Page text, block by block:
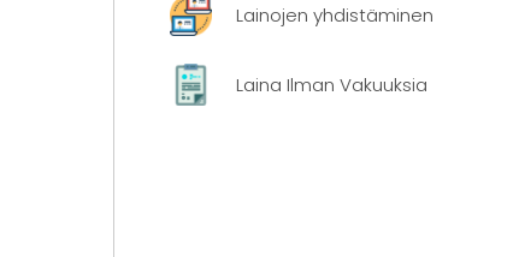
Lainojen yhdistäminen
Laina Ilman Vakuuksia